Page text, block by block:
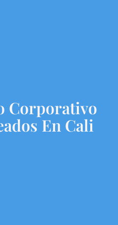
Corporativo
En Cali